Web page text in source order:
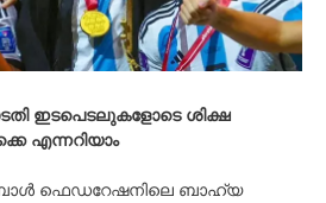
ഇടപെടലുകളോടെ ശിക്ഷ
എന്നറിയാം
ഫെഡറേഷനിലെ ബാഹ്യ